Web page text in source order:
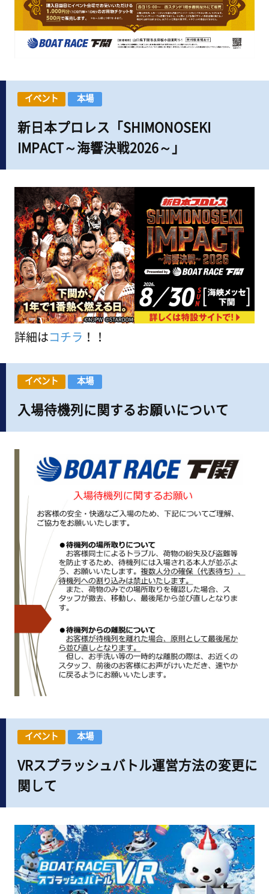
イベント 本場
新日本プロレス「SHIMONOSEKI
IMPACT～海響決戦2026～」
詳細は コチラ ！！
イベント 本場
入場待機列に関するお願いについて
イベント 本場
VRスプラッシュバトル運営方法の変更に
関して